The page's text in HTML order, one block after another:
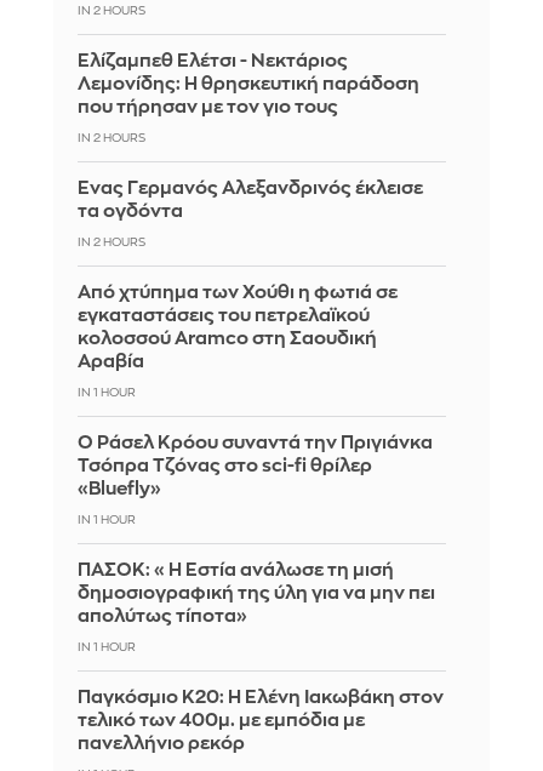
IN 2 HOURS
Ελίζαμπεθ Ελέτσι - Νεκτάριος
Λεμονίδης: Η θρησκευτική παράδοση
που τήρησαν με τον γιο τους
IN 2 HOURS
Ένας Γερμανός Αλεξανδρινός έκλεισε
τα ογδόντα
IN 2 HOURS
Από χτύπημα των Χούθι η φωτιά σε
εγκαταστάσεις του πετρελαϊκού
κολοσσού Aramco στη Σαουδική
Αραβία
IN 1 HOUR
Ο Ράσελ Κρόου συναντά την Πριγιάνκα
Τσόπρα Τζόνας στο sci-fi θρίλερ
«Bluefly»
IN 1 HOUR
ΠΑΣΟΚ: «Η Εστία ανάλωσε τη μισή
δημοσιογραφική της ύλη για να μην πει
απολύτως τίποτα»
IN 1 HOUR
Παγκόσμιο Κ20: Η Ελένη Ιακωβάκη στον
τελικό των 400μ. με εμπόδια με
πανελλήνιο ρεκόρ